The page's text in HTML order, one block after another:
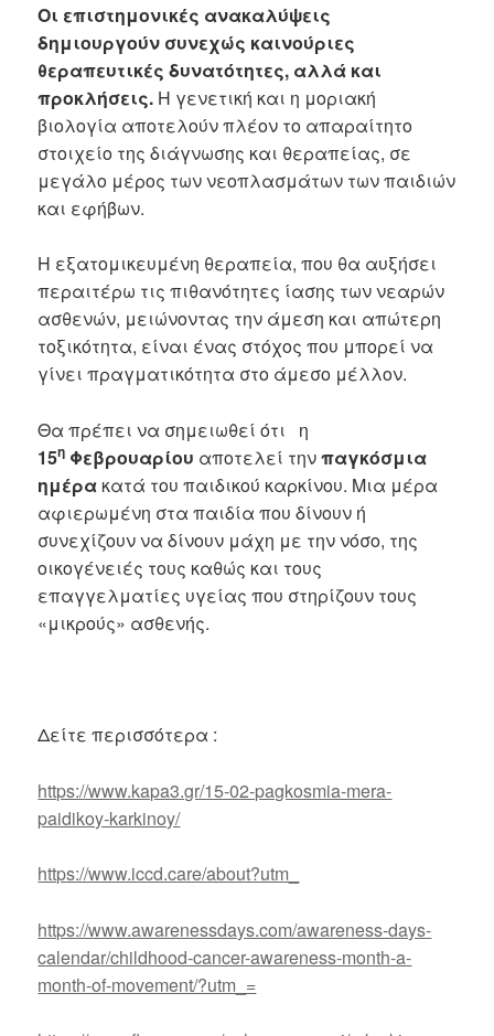
Οι επιστημονικές ανακαλύψεις
δημιουργούν συνεχώς καινούριες
θεραπευτικές δυνατότητες, αλλά και
προκλήσεις. Η γενετική και η μοριακή
βιολογία αποτελούν πλέον το απαραίτητο
στοιχείο της διάγνωσης και θεραπείας, σε
μεγάλο μέρος των νεοπλασμάτων των παιδιών
και εφήβων.
Η εξατομικευμένη θεραπεία, που θα αυξήσει
περαιτέρω τις πιθανότητες ίασης των νεαρών
ασθενών, μειώνοντας την άμεση και απώτερη
τοξικότητα, είναι ένας στόχος που μπορεί να
γίνει πραγματικότητα στο άμεσο μέλλον.
Θα πρέπει να σημειωθεί ότι η
15η Φεβρουαρίου αποτελεί τηνπαγκόσμια
ημέρα κατά του παιδικού καρκίνου. Μια μέρα
αφιερωμένη στα παιδία που δίνουν ή
συνεχίζουν να δίνουν μάχη με την νόσο, της
οικογένειές τους καθώς και τους
επαγγελματίες υγείας που στηρίζουν τους
«μικρούς» ασθενής.
Δείτε περισσότερα :
https://www.kapa3.gr/15-02-pagkosmia-mera-
paidikoy-karkinoy/
https://www.iccd.care/about?utm_
https://www.awarenessdays.com/awareness-days-
calendar/childhood-cancer-awareness-month-a-
month-of-movement/?utm_=